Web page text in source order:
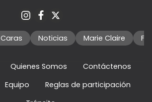
Caras Noticias Marie Claire
Quienes Somos
Contáctenos
Equipo
Reglas de participación